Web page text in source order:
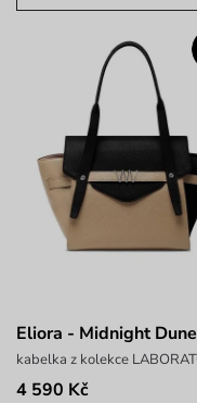
Eliora - Midnight Dune
4 590 Kč